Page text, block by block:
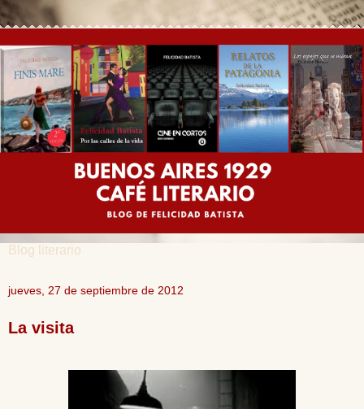
Blog literario
jueves, 27 de septiembre de 2012
La visita